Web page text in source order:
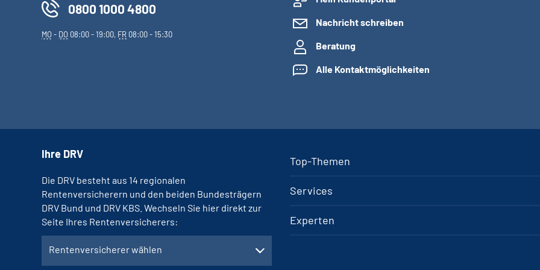
0800 1000 4800
MO- DO 08:00 - 19:00, FR 08:00 - 15:30
Nachricht schreiben
Beratung
Alle Kontaktmöglichkeiten
Top-Themen
Services
Experten
Ihre DRV
Die DRV besteht aus 14 regionalen
Rentenversicherern und den beiden Bundesträgern
DRV Bund und DRV KBS. Wechseln Sie hier direkt zur
Seite Ihres Rentenversicherers:
Rentenversicherer wählen